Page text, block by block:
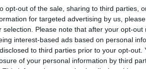
opt-out of the sale, sharing to third parties,
for targeted advertising by us,
selection. Please note that after your opt-
interest-based ads based on personal
to third parties prior to your opt-
of your personal information by third
il nuovo libero olbiese ha
poi cedere il passo in semifinale
che l’ha voluta tra le sue fila
scorsa annata Caforio – guidata
ha totalizzato 24 presenze